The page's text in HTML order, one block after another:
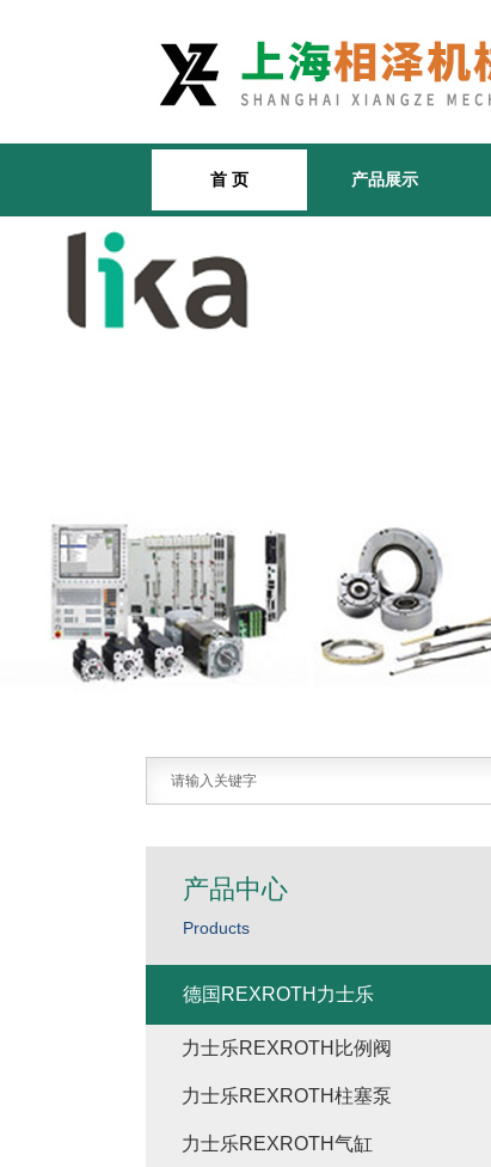
首 页 产品展示
产品中心
Products
德国REXROTH力士乐
力士乐REXROTH比例阀
力士乐REXROTH柱塞泵
力士乐REXROTH气缸